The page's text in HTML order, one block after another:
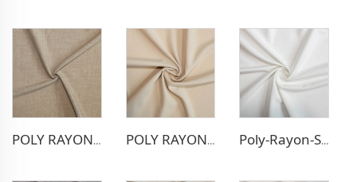
POLY RAYON DEHNUNGS-HOSENFABRIK POLY RAYON BLAZER-STOFF Poly-Rayon-Stretch-Kleidstoff